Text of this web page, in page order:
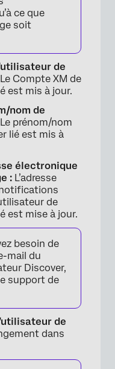
ce que
soit
de
Le Compte XM de
est mis à jour.
nom de
Le prénom/nom
lié est mis à
électronique
: L’adresse
de
est mise à jour.
besoin de
mail du
Discover,
support de
de
dans